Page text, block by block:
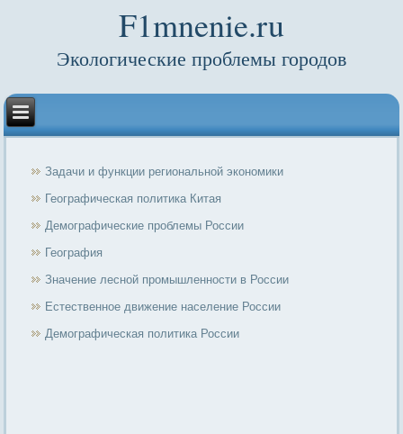
F1mnenie.ru
Экологические проблемы городов
Задачи и функции региональной экономики
Географическая политика Китая
Демографические проблемы России
География
Значение лесной промышленности в России
Естественное движение население России
Демографическая политика России